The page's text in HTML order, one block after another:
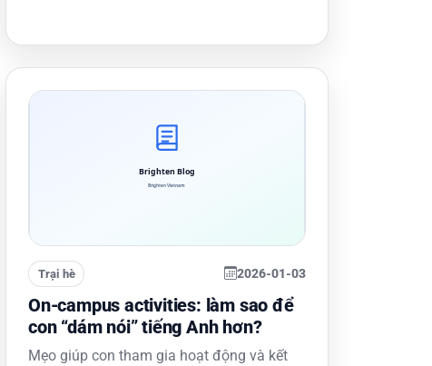
Trại hè 2026-01-03
On-campus activities: làm sao để
con “dám nói” tiếng Anh hơn?
Mẹo giúp con tham gia hoạt động và kết